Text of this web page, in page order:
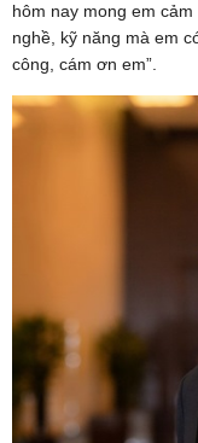
hôm nay mong em
nghề, kỹ năng mà em
công, cám ơn em”.